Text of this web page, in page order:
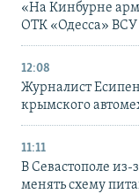
«На Кинбурне
ОТК «Одесса»
12:08
Журналист
крымского
11:11
В Севастополе
менять схему